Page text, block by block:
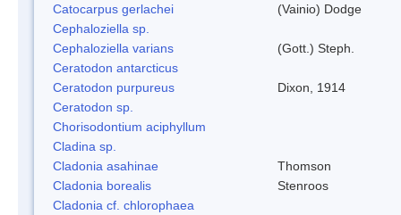
Catocarpus gerlachei
(Vainio) Dodge
Cephaloziella sp.
Cephaloziella varians
(Gott.) Steph.
Ceratodon antarcticus
Ceratodon purpureus
Dixon, 1914
Ceratodon sp.
Chorisodontium aciphyllum
Cladina sp.
Cladonia asahinae
Thomson
Cladonia borealis
Stenroos
Cladonia cf. chlorophaea